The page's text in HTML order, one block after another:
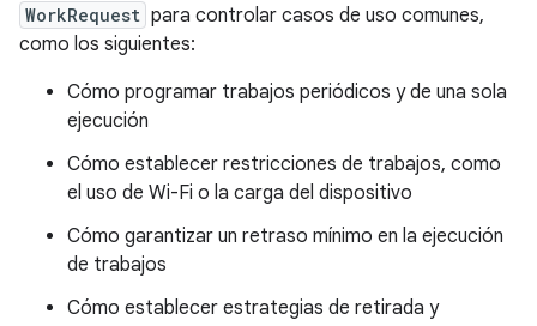
WorkRequest para controlar casos de uso comunes,
como los siguientes:
Cómo programar trabajos periódicos y de una sola
ejecución
Cómo establecer restricciones de trabajos, como
el uso de Wi-Fi o la carga del dispositivo
Cómo garantizar un retraso mínimo en la ejecución
de trabajos
Cómo establecer estrategias de retirada y